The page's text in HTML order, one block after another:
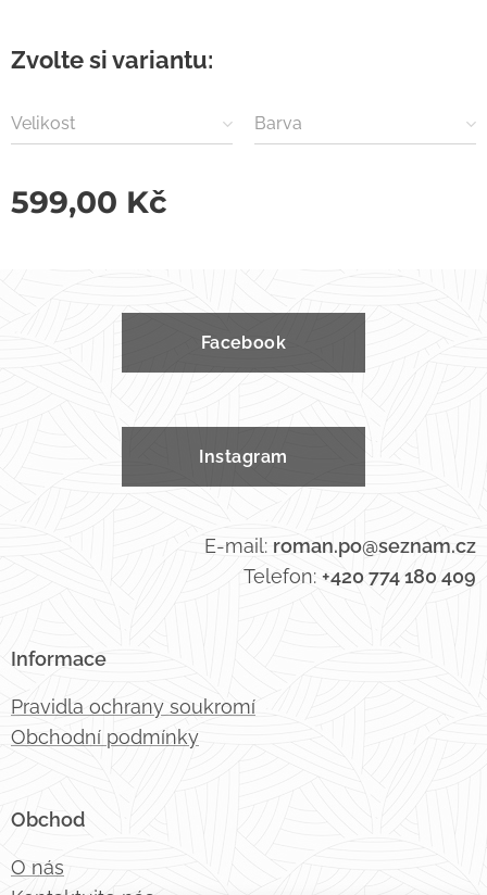
Zvolte si variantu:
Velikost Barva
599,00 Kč
Facebook
Instagram
E-mail: roman.po@seznam.cz
Telefon: +420 774 180 409
Informace
Pravidla ochrany soukromí
Obchodní podmínky
Obchod
O nás